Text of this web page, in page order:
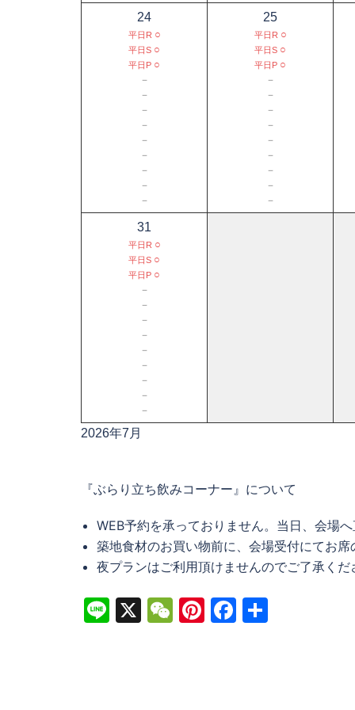
24
平日R ○
平日S ○
平日P ○
－
－
－
－
－
－
－
－
－
25
平日R ○
平日S ○
平日P ○
－
－
－
－
－
－
－
－
－
31
平日R ○
平日S ○
平日P ○
－
－
－
－
－
－
－
－
－
2026年7月
『ぶらり立ち飲みコーナー』について
WEB予約を承っておりません。当日、会場
築地食材のお買い物前に、会場受付にてお
夜プランはご利用頂けませんのでご了承くだ
Line
X WeChat
Pinterest
Facebook